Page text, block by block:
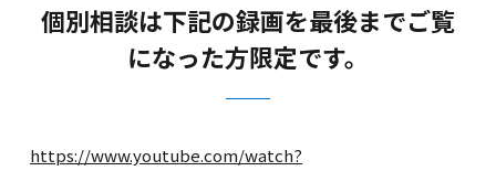
個別相談は下記の録画を最後までご覧
になった方限定です。
https://www.youtube.com/watch?